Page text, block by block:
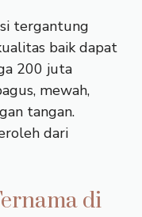
tergantung
baik dapat
200 juta
mewah,
tangan.
dari
di